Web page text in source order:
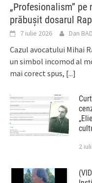
„Profesionalism”
prăbușit dosarul
7 iulie 2026 Dan
Cazul avocatului Mihai
un simbol incomod al
mai corect spus, [...]
2